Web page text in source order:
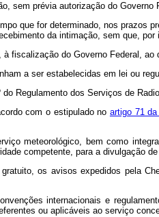
sem prévia autorização do Governo
que for determinado, nos prazos
da intimação, sem que,
fiscalização do Governo Federal,
a ser estabelecidas em lei ou
Regulamento dos Serviços de
com o estipulado no artigo 71
meteorológico, bem como
competente, para a divulgação
os avisos expedidos pela
internacionais e
ou aplicáveis ao serviço